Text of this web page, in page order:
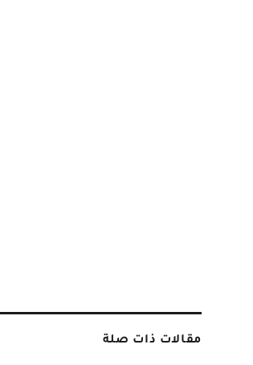
مقالات ذات صلة